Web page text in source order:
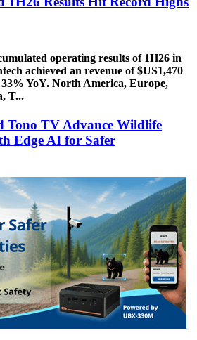
operating results of 1H26 in
achieved an revenue of $US1,470
YoY. North America, Europe,
T...
Tono TV Advance Wildlife
Edge AI for Safer